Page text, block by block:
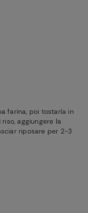
farina, poi tostarla in
aggiungere la
riposare per 2-3